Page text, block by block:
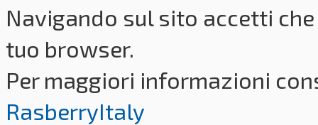
Navigando sul sito accetti
tuo browser.
Per maggiori informazioni
RasberryItaly